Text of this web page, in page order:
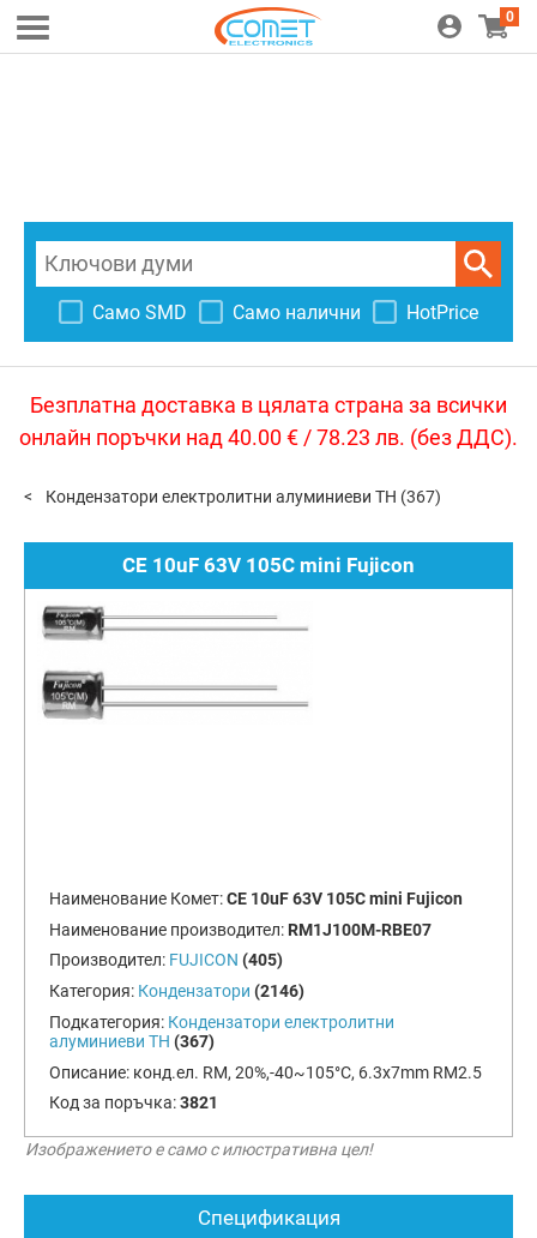
0
Само SMD Само налични HotPrice
Безплатна доставка в цялата страна за всички
онлайн поръчки над 40.00 € / 78.23 лв. (без ДДС).
Кондензатори електролитни алуминиеви TH (367)
CE 10uF 63V 105C mini Fujicon
Наименование Комет:CE 10uF 63V 105C mini Fujicon
Наименование производител: RM1J100M-RBE07
Производител: FUJICON (405)
Категория: Кондензатори (2146)
Подкатегория: Кондензатори електролитни
алуминиеви TH (367)
Описание: конд.ел. RM, 20%,-40~105°C, 6.3x7mm RM2.5
Код за поръчка:3821
Изображението е само с илюстративна цел!
Спецификация